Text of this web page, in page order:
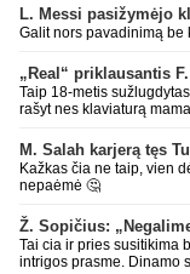
Galit nors pavadinimą be
Taip 18-metis
rašyt nes klaviaturą
M. Salah karjerą tęs
Kažkas čia ne taip, vien
nepaėmė 🤔
Ž. Sopičius:
Tai cia ir pries susitikima
intrigos prasme. Dinamo